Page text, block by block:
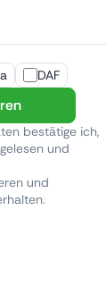
DAF
bestätige ich,
und
und